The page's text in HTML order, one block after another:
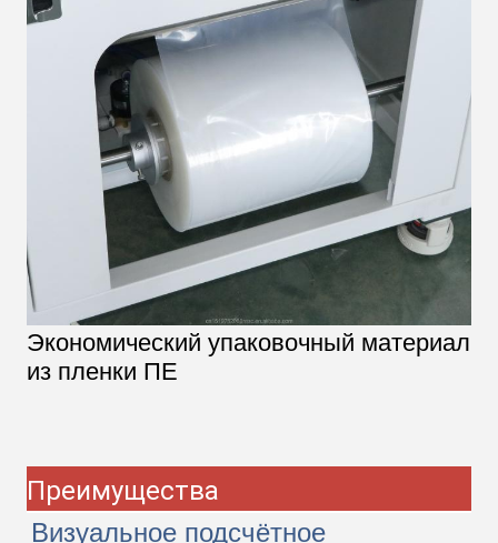
Экономический упаковочный материал
из пленки ПЕ
Преимущества
Визуальное подсчётное